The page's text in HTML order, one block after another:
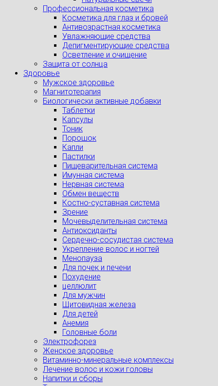
Профессиональная косметика
Косметика для глаз и бровей
Антивозрастная косметика
Увлажняющие средства
Депигментирующие средства
Осветление и очищение
Защита от солнца
Здоровье
Мужское здоровье
Магнитотерапия
Биологически активные добавки
Таблетки
Капсулы
Тоник
Порошок
Капли
Пастилки
Пищеварительная система
Имунная система
Нервная система
Обмен веществ
Костно-суставная система
Зрение
Мочевыделительная система
Антиоксиданты
Сердечно-сосудистая система
Укрепление волос и ногтей
Менопауза
Для почек и печени
Похудение
целлюлит
Для мужчин
Щитовидная железа
Для детей
Анемия
Головные боли
Электрофорез
Женское здоровье
Витаминно-минеральные комплексы
Лечение волос и кожи головы
Напитки и сборы